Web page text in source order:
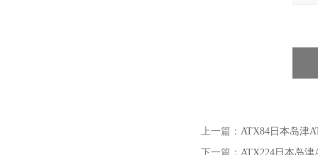
上一篇： ATX84日本岛津
下一篇： ATX224日本岛津